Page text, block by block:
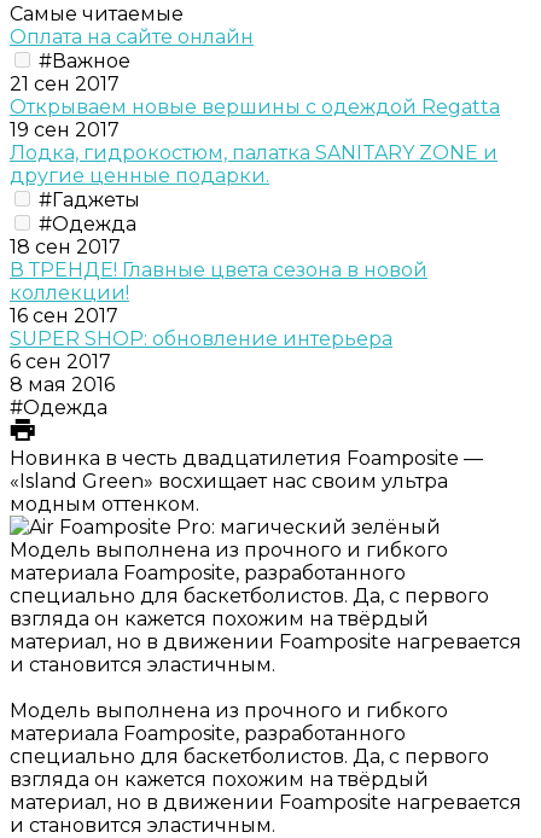
Самые читаемые
Оплата на сайте онлайн
#Важное
21 сен 2017
Открываем новые вершины с одеждой Regatta
19 сен 2017
Лодка, гидрокостюм, палатка SANITARY ZONE и
другие ценные подарки.
#Гаджеты
#Одежда
18 сен 2017
В ТРЕНДЕ! Главные цвета сезона в новой
коллекции!
16 сен 2017
SUPER SHOP: обновление интерьера
6 сен 2017
8 мая 2016
#Одежда
Новинка в честь двадцатилетия Foamposite —
«Island Green» восхищает нас своим ультра
модным оттенком.
Модель выполнена из прочного и гибкого
материала Foamposite, разработанного
специально для баскетболистов. Да, с первого
взгляда он кажется похожим на твёрдый
материал, но в движении Foamposite нагревается
и становится эластичным.
Модель выполнена из прочного и гибкого
материала Foamposite, разработанного
специально для баскетболистов. Да, с первого
взгляда он кажется похожим на твёрдый
материал, но в движении Foamposite нагревается
и становится эластичным.